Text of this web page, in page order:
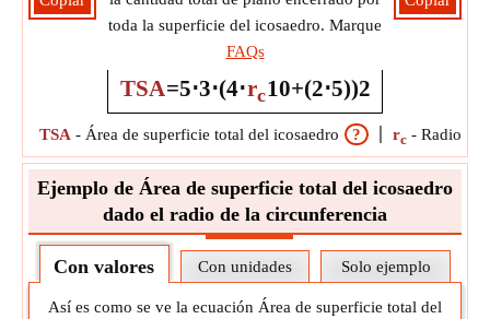
toda la superficie del icosaedro. Marque
FAQs
TSA=5⋅3⋅(4⋅rc10+(2⋅5))2
TSA - Área de superficie total del icosaedro ? rc - Radio de
Ejemplo de Área de superficie total del icosaedro
dado el radio de la circunferencia
Con valores Con unidades Solo ejemplo
Así es como se ve la ecuación Área de superficie total del